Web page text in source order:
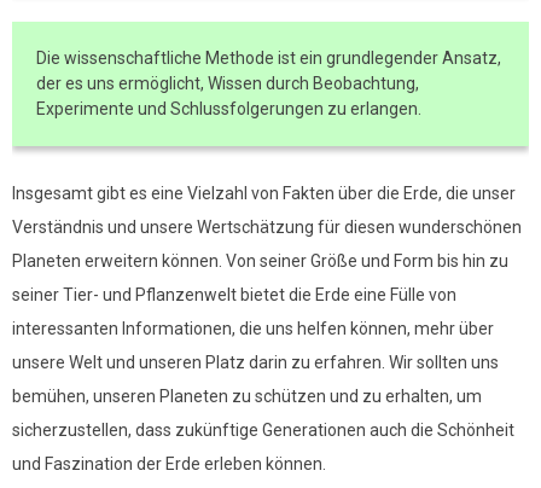
Die wissenschaftliche Methode ist ein grundlegender Ansatz,
der es uns ermöglicht, Wissen durch Beobachtung,
Experimente und Schlussfolgerungen zu erlangen.
Insgesamt gibt es eine Vielzahl von Fakten über die Erde, die unser
Verständnis und unsere Wertschätzung für diesen wunderschönen
Planeten erweitern können. Von seiner Größe und Form bis hin zu
seiner Tier- und Pflanzenwelt bietet die Erde eine Fülle von
interessanten Informationen, die uns helfen können, mehr über
unsere Welt und unseren Platz darin zu erfahren. Wir sollten uns
bemühen, unseren Planeten zu schützen und zu erhalten, um
sicherzustellen, dass zukünftige Generationen auch die Schönheit
und Faszination der Erde erleben können.